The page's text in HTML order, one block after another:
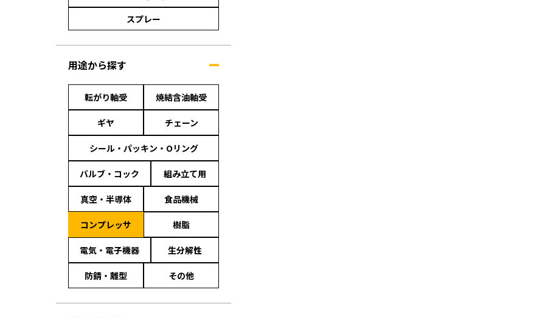
スプレー
用途から探す
転がり軸受 焼結含油軸受
ギヤ チェーン
シール・パッキン・Oリング
バルブ・コック 組み立て用
真空・半導体 食品機械
コンプレッサ 樹脂
電気・電子機器 生分解性
防錆・離型 その他